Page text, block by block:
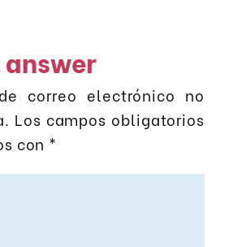
answer
correo electrónico no
Los campos obligatorios
con *